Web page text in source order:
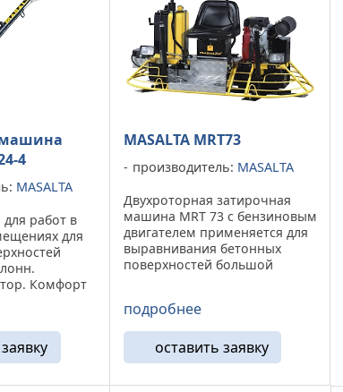
4
MASALTA
работ в
для
Комфорт
для
Тип
MASALTA MRT73
производитель: MASALTA
Двухроторная затирочная
машина MRT 73 с бензиновым
двигателем применяется для
выравнивания бетонных
поверхностей большой
назад. Низкое расположение
сиденья дает низкий центр
тяжести для ...
подробнее
оставить заявку